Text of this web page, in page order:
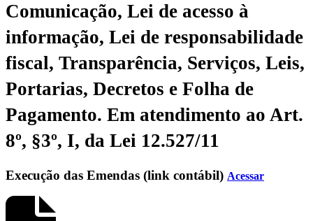
Comunicação, Lei de acesso à
informação, Lei de responsabilidade
fiscal, Transparência, Serviços, Leis,
Portarias, Decretos e Folha de
Pagamento. Em atendimento ao Art.
8º, §3º, I, da Lei 12.527/11
Execução das Emendas (link contábil) Acessar